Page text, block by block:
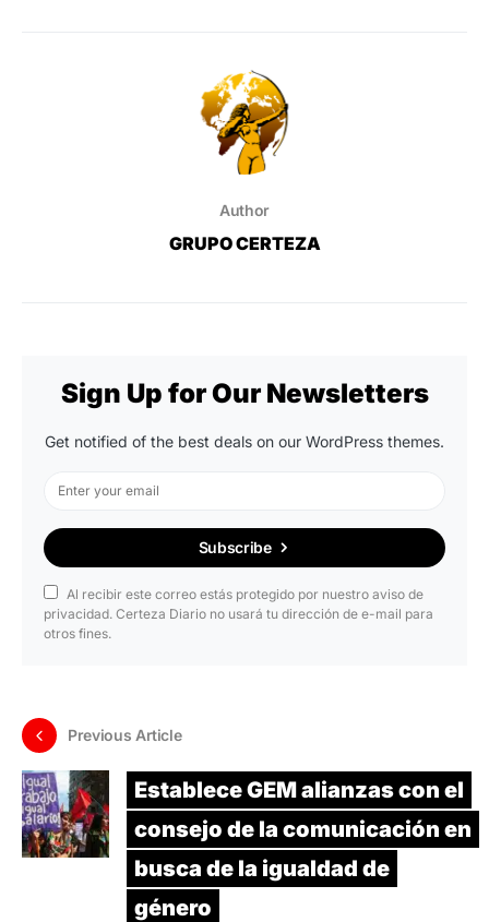
Author
GRUPO CERTEZA
Sign Up for Our Newsletters
Get notified of the best deals on our WordPress themes.
Subscribe
Al recibir este correo estás protegido por nuestro aviso de
privacidad. Certeza Diario no usará tu dirección de e-mail para
otros fines.
Previous Article
Establece GEM alianzas con el
consejo de la comunicación en
busca de la igualdad de
género